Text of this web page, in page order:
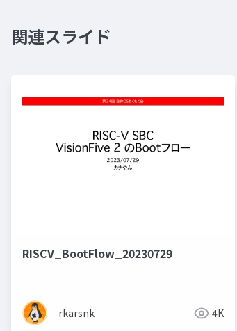
関連スライド
RISCV_BootFlow_20230729
rkarsnk 4K